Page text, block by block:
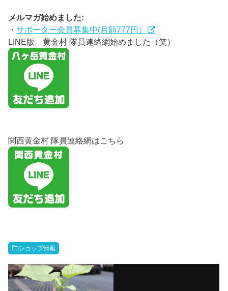
メルマガ始めました:
・サポーター会員募集中(月額777円）
LINE版 黄金村 隊員連絡網始めました（笑）
関西黄金村 隊員連絡網はこちら
ショップ情報